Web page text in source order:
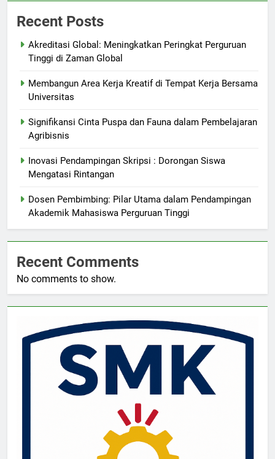
Recent Posts
Akreditasi Global: Meningkatkan Peringkat Perguruan
Tinggi di Zaman Global
Membangun Area Kerja Kreatif di Tempat Kerja Bersama
Universitas
Signifikansi Cinta Puspa dan Fauna dalam Pembelajaran
Agribisnis
Inovasi Pendampingan Skripsi : Dorongan Siswa
Mengatasi Rintangan
Dosen Pembimbing: Pilar Utama dalam Pendampingan
Akademik Mahasiswa Perguruan Tinggi
Recent Comments
No comments to show.